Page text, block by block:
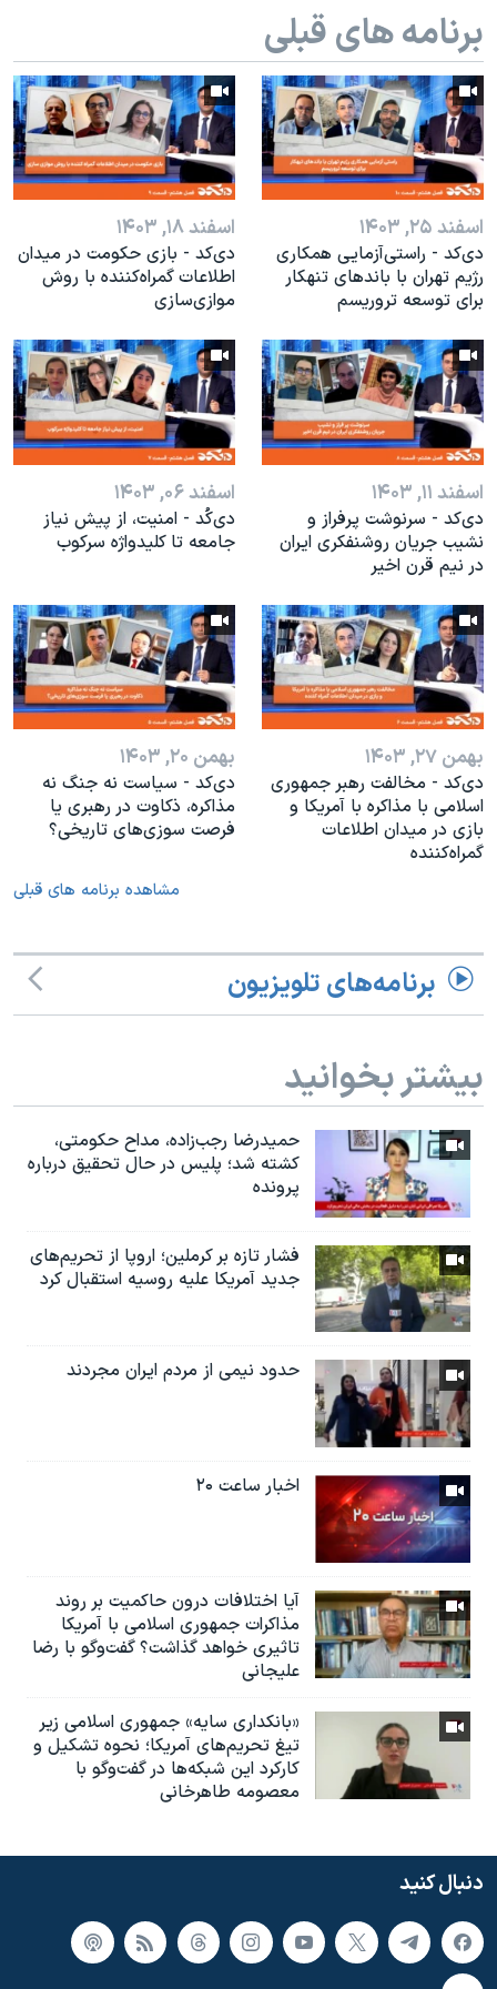
نرگس محمدی برنده جایزه نوبل صلح
همایش محافظه‌کاران آمریکا «سی‌پک»
صفحه‌های ویژه
سفر پرزیدنت ترامپ به چین
برنامه های قبلی
اسفند ۲۵, ۱۴۰۳
دی‌کد - راستی‌آزمایی همکاری
رژیم تهران با باندهای تنهکار
برای توسعه تروریسم
اسفند ۱۸, ۱۴۰۳
دی‌کد - بازی حکومت در میدان
اطلاعات گمراه‌کننده با روش
موازی‌سازی
اسفند ۱۱, ۱۴۰۳
دی‌کد - سرنوشت پرفراز و
نشیب جریان روشنفکری ایران
در نیم قرن اخیر
اسفند ۰۶, ۱۴۰۳
دی‌کُد - امنیت، از پیش نیاز
جامعه تا کلیدواژه سرکوب
بهمن ۲۷, ۱۴۰۳
دی‌کد - مخالفت رهبر جمهوری
اسلامی با مذاکره با آمریکا و
بازی در میدان اطلاعات
گمراه‌کننده
بهمن ۲۰, ۱۴۰۳
دی‌کد - سیاست نه جنگ نه
مذاکره، ذکاوت در رهبری یا
فرصت سوزی‌های تاریخی؟
مشاهده برنامه های قبلی
برنامه‌های تلویزیون
بیشتر بخوانید
حمیدرضا رجب‌زاده، مداح حکومتی،
کشته شد؛ پلیس در حال تحقیق درباره
پرونده
فشار تازه بر کرملین؛ اروپا از تحریم‌های
جدید آمریکا علیه روسیه استقبال کرد
حدود نیمی از مردم ایران مجردند
اخبار ساعت ۲۰
آیا اختلافات درون حاکمیت بر روند
مذاکرات جمهوری اسلامی با آمریکا
تاثیری خواهد گذاشت؟ گفت‌وگو با رضا
علیجانی
«بانکداری سایه» جمهوری اسلامی زیر
تیغ تحریم‌های آمریکا؛ نحوه تشکیل و
کارکرد این شبکه‌ها در گفت‌وگو با
معصومه طاهرخانی
دنبال کنید